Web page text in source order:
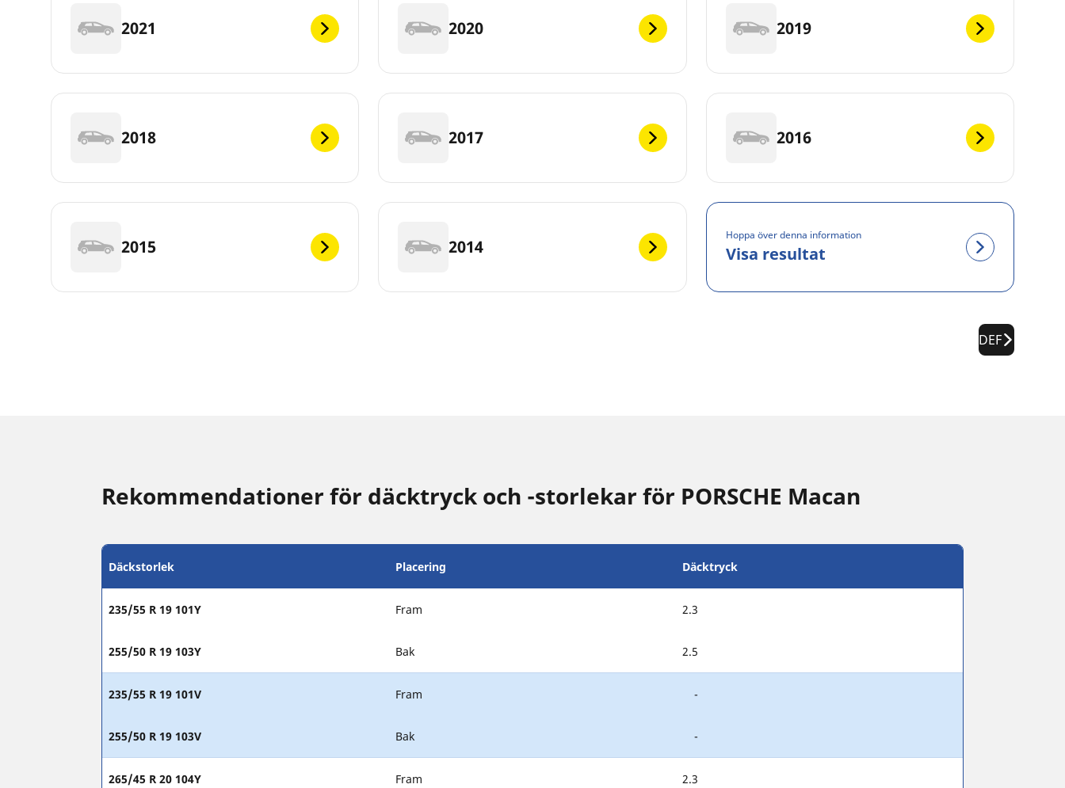
2021 2020 2019
2018 2017 2016
2015 2014
Hoppa över denna information
Visa resultat
DEF
Rekommendationer för däcktryck och -storlekar för PORSCHE Macan
Däckstorlek Placering Däcktryck
235/55 R 19 101Y Fram 2.3
255/50 R 19 103Y Bak 2.5
235/55 R 19 101V Fram -
255/50 R 19 103V Bak -
265/45 R 20 104Y Fram 2.3